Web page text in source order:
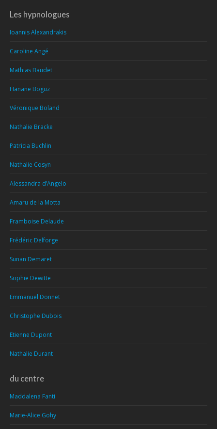
Les hypnologues
Ioannis Alexandrakis
Caroline Angé
Mathias Baudet
Hanane Boguz
Véronique Boland
Nathalie Bracke
Patricia Buchlin
Nathalie Cosyn
Alessandra d’Angelo
Amaru de la Motta
Framboise Delaude
Frédéric Delforge
Sunan Demaret
Sophie Dewitte
Emmanuel Donnet
Christophe Dubois
Etienne Dupont
Nathalie Durant
du centre
Maddalena Fanti
Marie-Alice Gohy